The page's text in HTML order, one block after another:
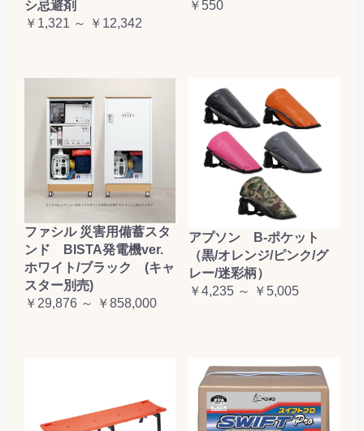
お買い物を続ける
シ忌避剤
￥1,321 ～ ￥12,342
￥550
ファシル 災害用備蓄スタ
ンド BISTA発電機ver.
ホワイト/ブラック (キャ
スター別売)
￥29,876 ～ ￥858,000
アプソン B-ポケット
（黒/オレンジ/ピンク/グ
レー/迷彩柄）
￥4,235 ～ ￥5,005